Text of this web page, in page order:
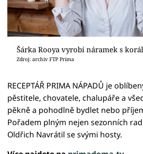
Šárka Rooya vyrobí náramek s
Zdroj: archiv FTP Prima
RECEPTÁŘ PRIMA NÁPADŮ je
pěstitele, chovatele, chalupáře a
pěkně a pohodlně bydlet nebo
Pořadem plným nejen sezonních
Oldřich Navrátil se svými hosty.